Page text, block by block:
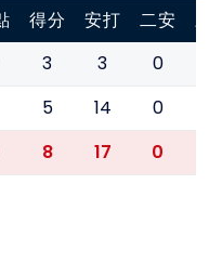
得分 安打 二安 三
3 3 0
5 14 0
8 17 0